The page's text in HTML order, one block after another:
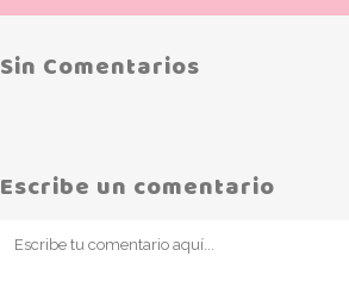
Sin Comentarios
Escribe un comentario